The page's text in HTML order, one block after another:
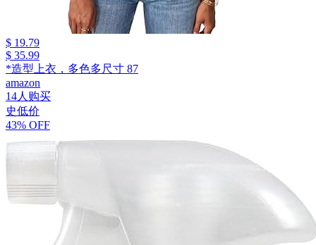
$ 19.79
$ 35.99
*造型上衣，多色多尺寸 87
amazon
14人购买
史低价
43% OFF